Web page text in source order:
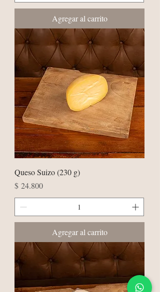
Agregar al carrito
Queso Suizo (230 g)
Precio
$ 24.800
Agregar al carrito